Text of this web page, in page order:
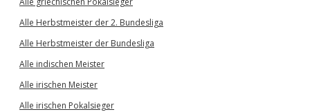
Alle Herbstmeister der 2. Bundesliga
Alle Herbstmeister der Bundesliga
Alle indischen Meister
Alle irischen Meister
Alle irischen Pokalsieger